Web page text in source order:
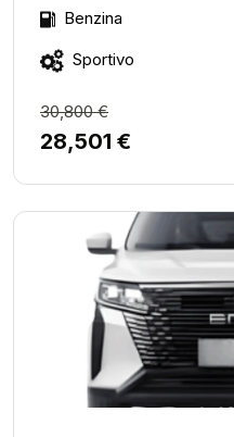
Benzina
Sportivo
30,800 €
28,501 €